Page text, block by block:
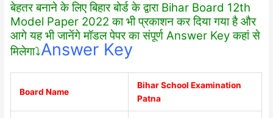
बेहतर बनाने के लिए बिहार बोर्ड के द्वारा Bihar Board 12th
Model Paper 2022 का भी प्रकाशन कर दिया गया है और
आगे यह भी जानेंगे मॉडल पेपर का संपूर्ण Answer Key कहां से
मिलेगा⤵Answer Key
Board Name
Bihar School Examination
Patna